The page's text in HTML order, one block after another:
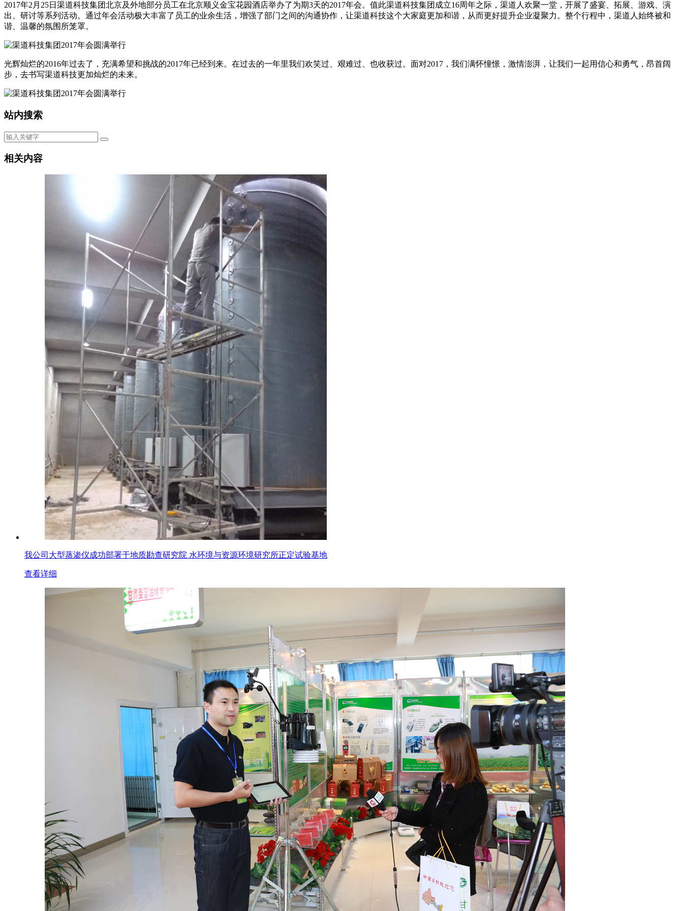
2017年2月25日渠道科技集团北京及外地部分员工在北京顺义金宝花园酒店举办了为期3天的2017年会。值此渠道科技集团成立16周年之际，渠道人欢聚一堂，开展了盛宴、拓展、游戏、演
出、研讨等系列活动。通过年会活动极大丰富了员工的业余生活，增强了部门之间的沟通协作，让渠道科技这个大家庭更加和谐，从而更好提升企业凝聚力。整个行程中，渠道人始终被和
谐、温馨的氛围所笼罩。
光辉灿烂的2016年过去了，充满希望和挑战的2017年已经到来。在过去的一年里我们欢笑过、艰难过、也收获过。面对2017，我们满怀憧憬，激情澎湃，让我们一起用信心和勇气，昂首阔
步，去书写渠道科技更加灿烂的未来。
站内搜索
相关内容
我公司大型蒸渗仪成功部署于地质勘查研究院 水环境与资源环境研究所正定试验基地
查看详细